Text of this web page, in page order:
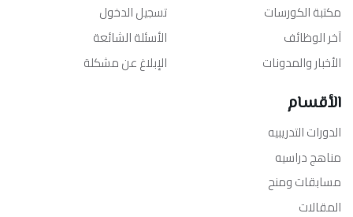
مكتبة الكورسات
آخر الوظائف
الأخبار والمدونات
تسجيل الدخول
الأسئلة الشائعة
الإبلاغ عن مشكلة
الأقسام
الدورات التدريبيه
مناهج دراسيه
مسابقات ومنح
المقالات